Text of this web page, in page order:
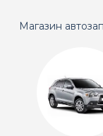
Магазин